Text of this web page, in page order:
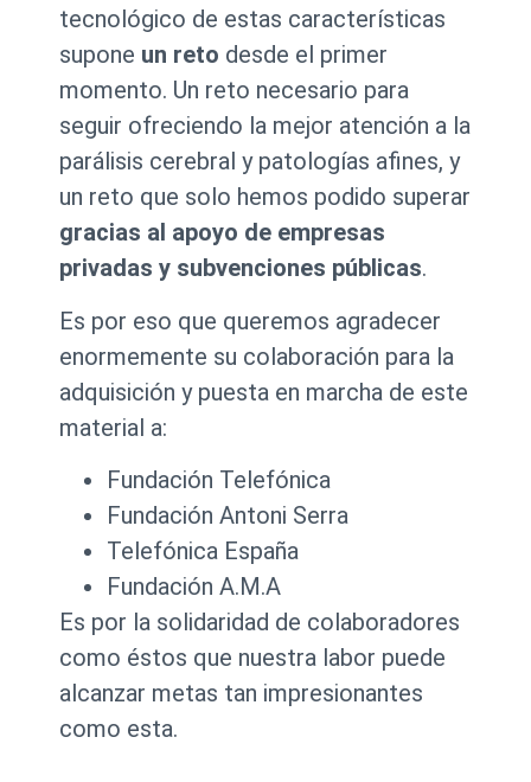
tecnológico de estas características
supone un reto desde el primer
momento. Un reto necesario para
seguir ofreciendo la mejor atención a la
parálisis cerebral y patologías afines, y
un reto que solo hemos podido superar
gracias al apoyo de empresas
privadas y subvenciones públicas.
Es por eso que queremos agradecer
enormemente su colaboración para la
adquisición y puesta en marcha de este
material a:
Fundación Telefónica
Fundación Antoni Serra
Telefónica España
Fundación A.M.A
Es por la solidaridad de colaboradores
como éstos que nuestra labor puede
alcanzar metas tan impresionantes
como esta.